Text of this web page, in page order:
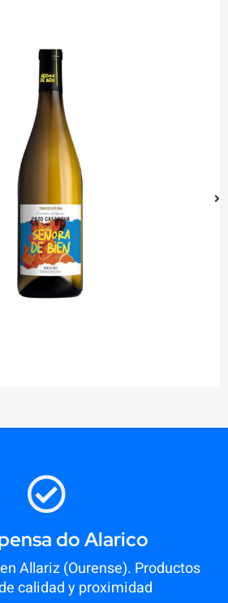
do Alarico
Allariz (Ourense). Productos
calidad y proximidad